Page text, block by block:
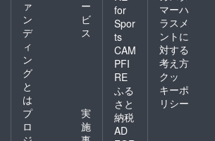
ァ
ン
デ
ィ
ン
グ
と
は
ー
ビ
ス
プ
ロ
実
施
for
Spor
ts
CAM
PFI
RE
ふる
さと
納税
AD
マーハ
ラスメ
ントに
対する
考え方
クッ
キーポ
リシー